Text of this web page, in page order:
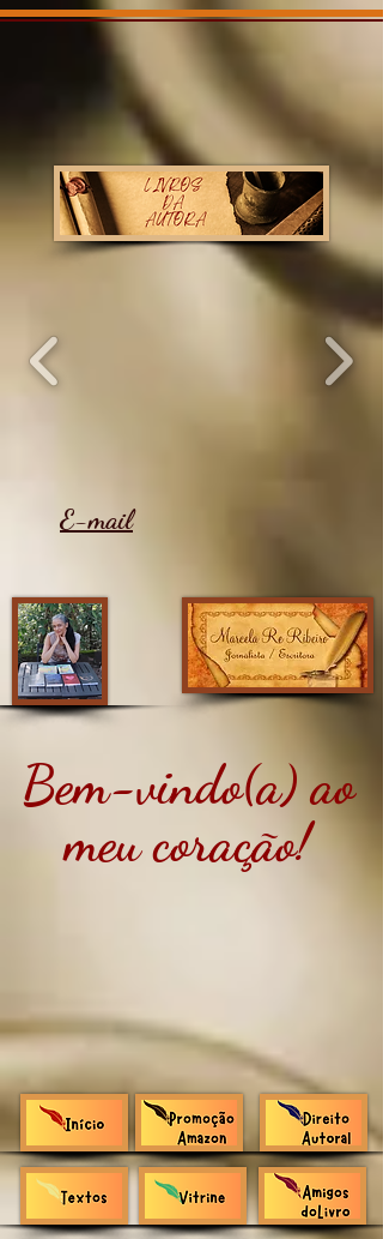
E-mail
Bem-vindo(a) ao
meu coração!